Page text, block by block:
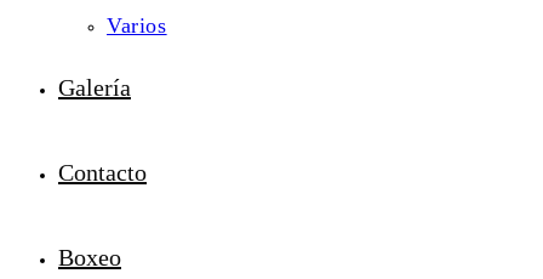
Varios
Galería
Contacto
Boxeo